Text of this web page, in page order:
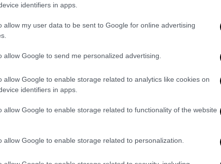
identifiers in apps.
allow my user data to be sent to Google for online advertising
allow Google to send me personalized advertising.
allow Google to enable storage related to analytics like cookies on
identifiers in apps.
allow Google to enable storage related to functionality of the website
allow Google to enable storage related to personalization.
καλύτερα λόγια για την
τον δήμαρχο της περιοχής, κάνοντας
ότι απαγορεύονται οι μάσκες
ακτιβιστές δεν θα γίνουν ανεκτοί.
ότι ζήτησε την άμεση ανάκληση της
μελών της Εθνοφρουράς
είναι αντισυνταγματική και
Administration rescind their unlawful
county and return them to my